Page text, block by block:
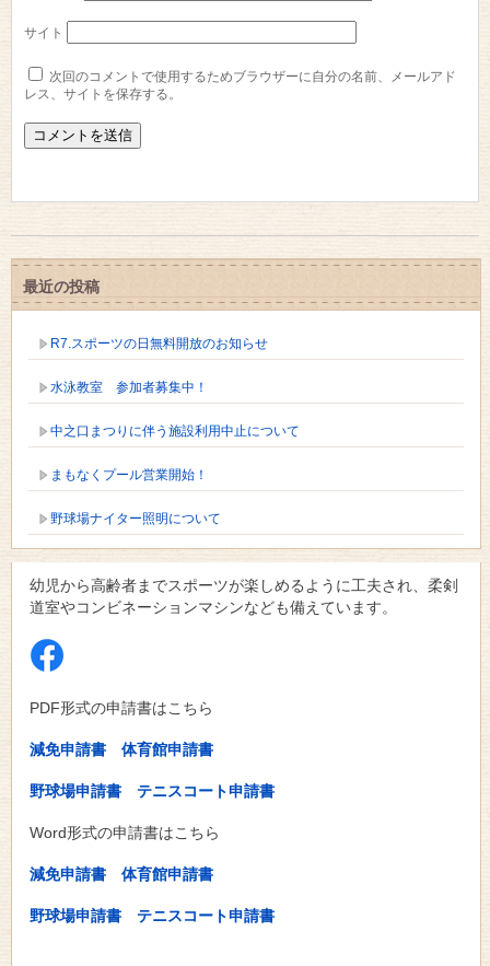
サイト
次回のコメントで使用するためブラウザーに自分の名前、メールアド
レス、サイトを保存する。
最近の投稿
R7.スポーツの日無料開放のお知らせ
水泳教室 参加者募集中！
中之口まつりに伴う施設利用中止について
まもなくプール営業開始！
野球場ナイター照明について
幼児から高齢者までスポーツが楽しめるように工夫され、柔剣
道室やコンビネーションマシンなども備えています。
PDF形式の申請書はこちら
減免申請書 体育館申請書
野球場申請書 テニスコート申請書
Word形式の申請書はこちら
減免申請書 体育館申請書
野球場申請書 テニスコート申請書